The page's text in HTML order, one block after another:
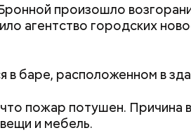
произошло
агентство городских
в баре, расположенном в
пожар потушен. Причина
и мебель.